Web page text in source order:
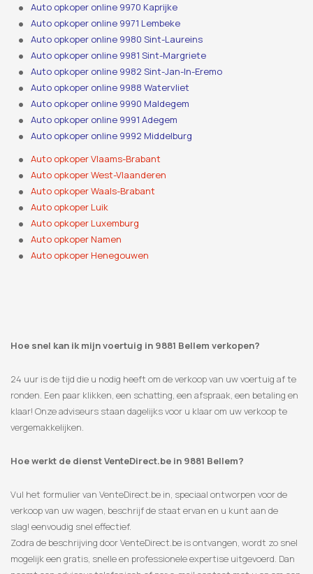
Auto opkoper online 9970 Kaprijke
Auto opkoper online 9971 Lembeke
Auto opkoper online 9980 Sint-Laureins
Auto opkoper online 9981 Sint-Margriete
Auto opkoper online 9982 Sint-Jan-In-Eremo
Auto opkoper online 9988 Watervliet
Auto opkoper online 9990 Maldegem
Auto opkoper online 9991 Adegem
Auto opkoper online 9992 Middelburg
Auto opkoper Vlaams-Brabant
Auto opkoper West-Vlaanderen
Auto opkoper Waals-Brabant
Auto opkoper Luik
Auto opkoper Luxemburg
Auto opkoper Namen
Auto opkoper Henegouwen
Hoe snel kan ik mijn voertuig in 9881 Bellem verkopen?
24 uur is de tijd die u nodig heeft om de verkoop van uw voertuig af te
ronden. Een paar klikken, een schatting, een afspraak, een betaling en
klaar! Onze adviseurs staan ​​dagelijks voor u klaar om uw verkoop te
vergemakkelijken.
Hoe werkt de dienst VenteDirect.be in 9881 Bellem?
Vul het formulier van VenteDirect.be in, speciaal ontworpen voor de
verkoop van uw wagen, beschrijf de staat ervan en u kunt aan de
slag! eenvoudig snel effectief.
Zodra de beschrijving door VenteDirect.be is ontvangen, wordt zo snel
mogelijk een gratis, snelle en professionele expertise uitgevoerd. Dan